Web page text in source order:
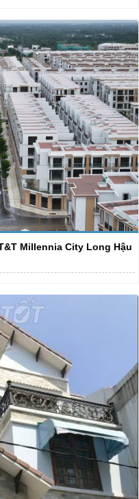
Millennia City Long Hậu